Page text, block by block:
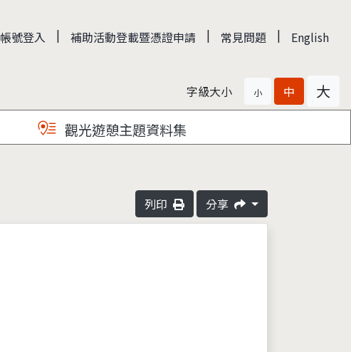
帳號登入 | 補助活動登載暨憑證申請 | 常見問題 | English
字級大小 小 中 大
觀光遊憩主題資料集
列印 分享